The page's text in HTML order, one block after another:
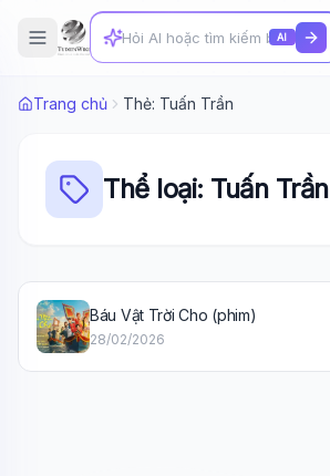
AI
Trang chủ Thẻ: Tuấn Trần
Thể loại: Tuấn Trần
Báu Vật Trời Cho (phim)
28/02/2026
🤖Sẵn sàng hỗ trợ